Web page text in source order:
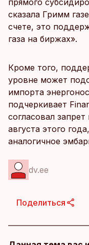
прямого
сказала Гримм
счете, это
газа на биржах».
Кроме того,
уровне может
импорта
подчеркивает
согласовал
августа этого
аналогичное
dv.ee
Поделиться